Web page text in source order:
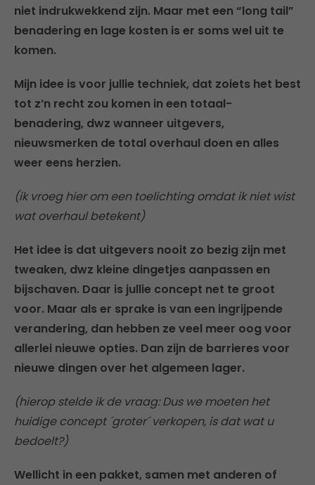
niet indrukwekkend zijn. Maar met een “long tail”
benadering en lage kosten is er soms wel uit te
komen.
Mijn idee is voor jullie techniek, dat zoiets het best
tot z’n recht zou komen in een totaal-
benadering, dwz wanneer uitgevers,
nieuwsmerken de total overhaul doen en alles
weer eens herzien.
(ik vroeg hier om een toelichting omdat ik niet wist
wat overhaul betekent)
Het idee is dat uitgevers nooit zo bezig zijn met
tweaken, dwz kleine dingetjes aanpassen en
bijschaven. Daar is jullie concept net te groot
voor. Maar als er sprake is van een ingrijpende
verandering, dan hebben ze veel meer oog voor
allerlei nieuwe opties. Dan zijn de barrieres voor
nieuwe dingen over het algemeen lager.
(hierop stelde ik de vraag: Dus we moeten het
huidige concept ´groter´ verkopen, is dat wat u
bedoelt?)
Wellicht in een pakket, samen met anderen of